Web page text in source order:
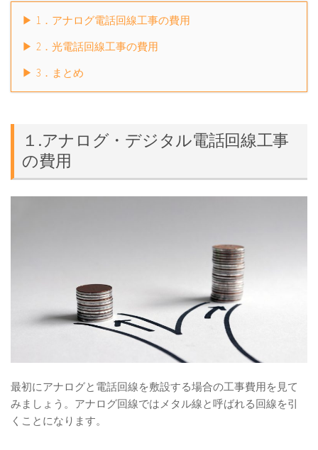
1．アナログ電話回線工事の費用
2．光電話回線工事の費用
3．まとめ
１.アナログ・デジタル電話回線工事
の費用
最初にアナログと電話回線を敷設する場合の工事費用を見て
みましょう。アナログ回線ではメタル線と呼ばれる回線を引
くことになります。